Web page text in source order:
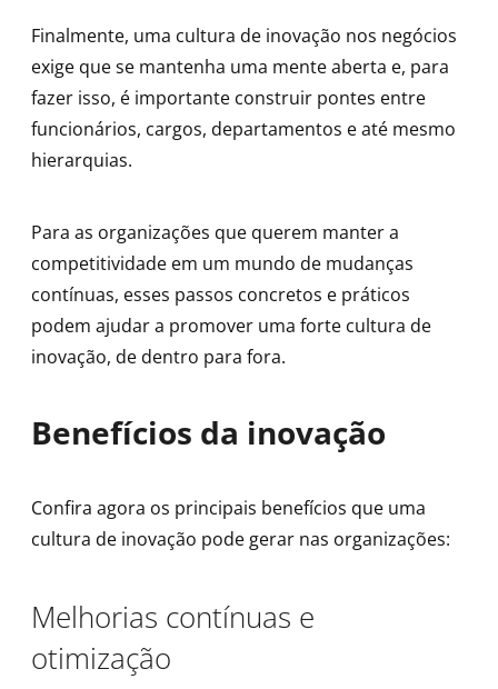
Finalmente, uma cultura de inovação nos negócios
exige que se mantenha uma mente aberta e, para
fazer isso, é importante construir pontes entre
funcionários, cargos, departamentos e até mesmo
hierarquias.
Para as organizações que querem manter a
competitividade em um mundo de mudanças
contínuas, esses passos concretos e práticos
podem ajudar a promover uma forte cultura de
inovação, de dentro para fora.
Benefícios da inovação
Confira agora os principais benefícios que uma
cultura de inovação pode gerar nas organizações:
Melhorias contínuas e
otimização